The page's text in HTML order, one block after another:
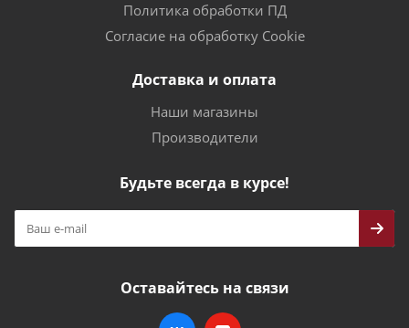
Политика обработки ПД
Согласие на обработку Cookie
Доставка и оплата
Наши магазины
Производители
Будьте всегда в курсе!
Оставайтесь на связи